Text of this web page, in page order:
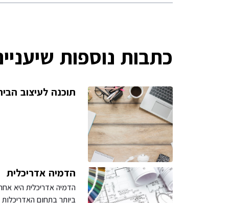
כתבות נוספות
תוכנה לעיצוב
הדמיה אדריכלית
הדמיה אדריכלית היא
ביותר בתחום